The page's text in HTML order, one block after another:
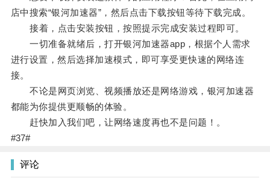
店中搜索“银河加速器”，然后点击下载按钮等待下载完成。
接着，点击安装按钮，按照提示完成安装过程即可。
一切准备就绪后，打开银河加速器app，根据个人需求
进行设置，然后选择加速模式，即可享受更快速的网络连
接。
不论是网页浏览、视频播放还是网络游戏，银河加速器
都能为你提供更顺畅的体验。
赶快加入我们吧，让网络速度再也不是问题！。
#37#
评论